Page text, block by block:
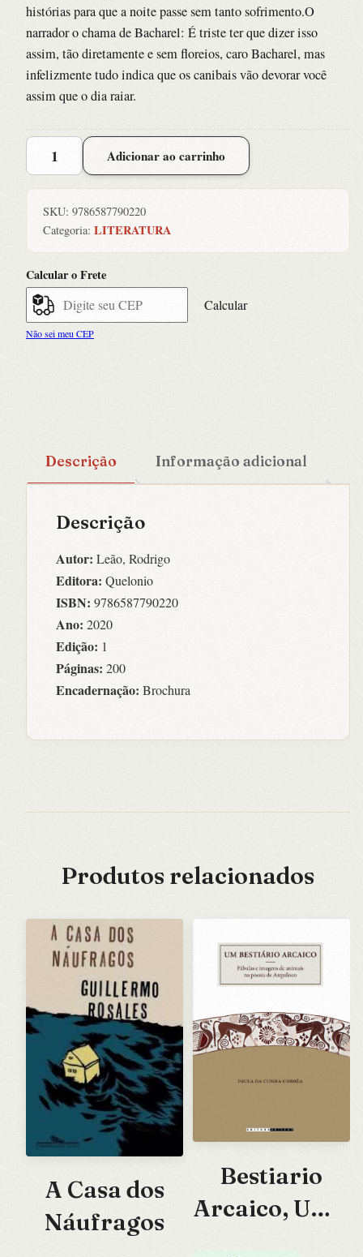
histórias para que a noite passe sem tanto sofrimento.O
narrador o chama de Bacharel: É triste ter que dizer isso
assim, tão diretamente e sem floreios, caro Bacharel, mas
infelizmente tudo indica que os canibais vão devorar você
assim que o dia raiar.
Yawara
quantidade
Adicionar ao carrinho
SKU: 9786587790220
Categoria: LITERATURA
Calcular o Frete
Calcular
Não sei meu CEP
Descrição Informação adicional
Descrição
Autor: Leão, Rodrigo
Editora: Quelonio
ISBN: 9786587790220
Ano: 2020
Edição: 1
Páginas: 200
Encadernação: Brochura
Produtos relacionados
A Casa dos
Náufragos
Bestiario
Arcaico, Um –